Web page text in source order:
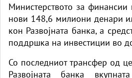
Министерството за
нови 148,6 милиони денари
кон Развојната банка, а
поддршка на инвестиции во
Со последниот трансфер од
Развојната банка